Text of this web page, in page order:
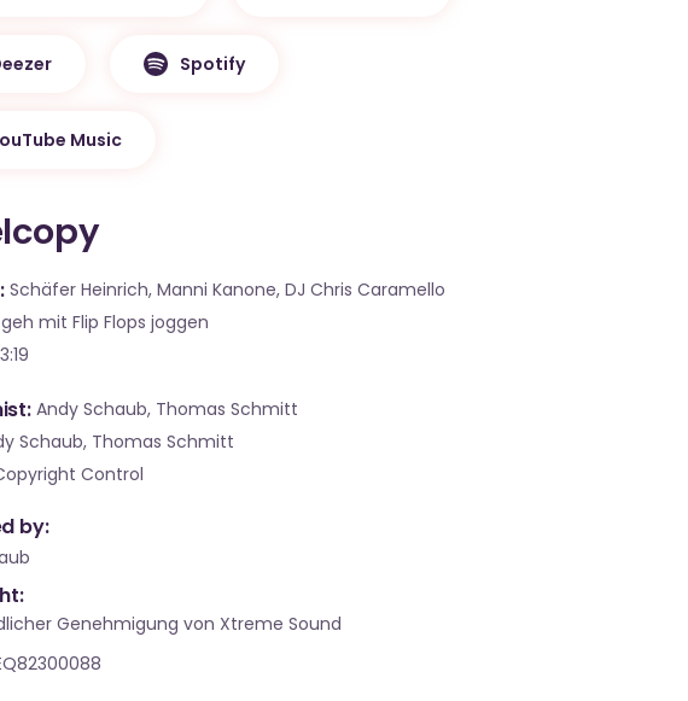
Spotify
Music
Schäfer Heinrich, Manni Kanone, DJ Chris Caramello
mit Flip Flops joggen
Andy Schaub, Thomas Schmitt
Schaub, Thomas Schmitt
Control
by:
Genehmigung von Xtreme Sound